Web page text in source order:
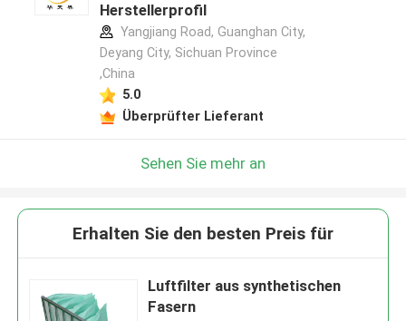
Herstellerprofil
Yangjiang Road, Guanghan City,
Deyang City, Sichuan Province
,China
5.0
Überprüfter Lieferant
Sehen Sie mehr an
Erhalten Sie den besten Preis für
Luftfilter aus synthetischen
Fasern